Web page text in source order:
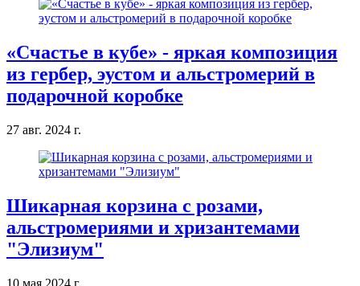
«Счастье в кубе» - яркая композиция
из гербер, эустом и альстромерий в
подарочной коробке
27 авг. 2024 г.
Шикарная корзина с розами,
альстромериями и хризантемами
"Элизиум"
10 мая 2024 г.